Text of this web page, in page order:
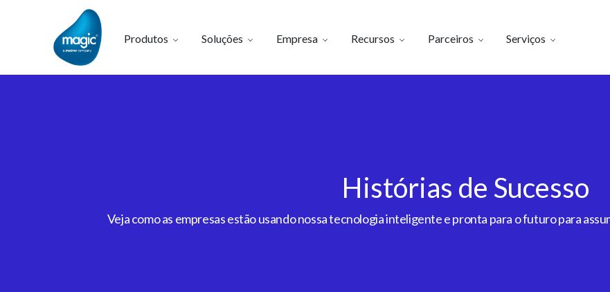
Produtos Soluções Empresa Recursos Parceiros Serviços
Histórias de Sucesso
Veja como as empresas estão usando nossa tecnologia inteligente e pronta para o futuro para